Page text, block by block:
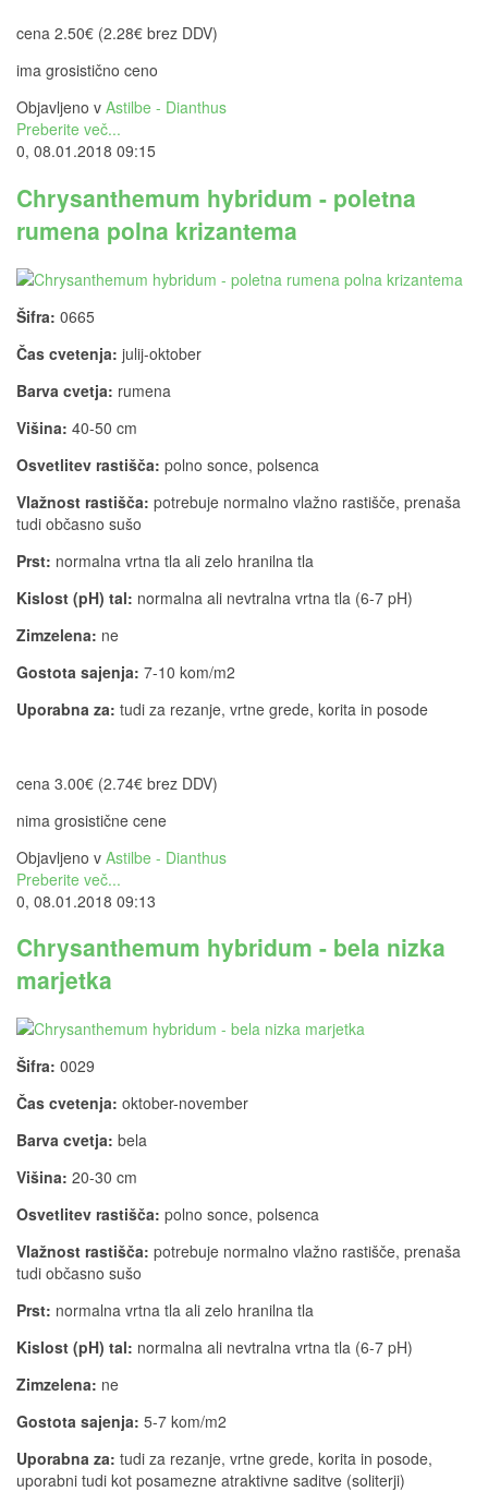
cena 2.50€ (2.28€ brez DDV)
ima grosistično ceno
Objavljeno v Astilbe - Dianthus
Preberite več...
0, 08.01.2018 09:15
Chrysanthemum hybridum - poletna
rumena polna krizantema
Šifra: 0665
Čas cvetenja: julij-oktober
Barva cvetja: rumena
Višina: 40-50 cm
Osvetlitev rastišča: polno sonce, polsenca
Vlažnost rastišča: potrebuje normalno vlažno rastišče, prenaša
tudi občasno sušo
Prst: normalna vrtna tla ali zelo hranilna tla
Kislost (pH) tal: normalna ali nevtralna vrtna tla (6-7 pH)
Zimzelena: ne
Gostota sajenja: 7-10 kom/m2
Uporabna za: tudi za rezanje, vrtne grede, korita in posode
cena 3.00€ (2.74€ brez DDV)
nima grosistične cene
Objavljeno v Astilbe - Dianthus
Preberite več...
0, 08.01.2018 09:13
Chrysanthemum hybridum - bela nizka
marjetka
Šifra: 0029
Čas cvetenja: oktober-november
Barva cvetja: bela
Višina: 20-30 cm
Osvetlitev rastišča: polno sonce, polsenca
Vlažnost rastišča: potrebuje normalno vlažno rastišče, prenaša
tudi občasno sušo
Prst: normalna vrtna tla ali zelo hranilna tla
Kislost (pH) tal: normalna ali nevtralna vrtna tla (6-7 pH)
Zimzelena: ne
Gostota sajenja: 5-7 kom/m2
Uporabna za: tudi za rezanje, vrtne grede, korita in posode,
uporabni tudi kot posamezne atraktivne saditve (soliterji)